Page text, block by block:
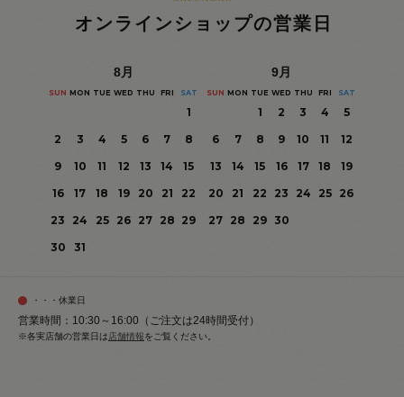
オンラインショップの営業日
8月
SUN MON TUE WED THU FRI SAT
1
2
3 4 5 6 7
8
9
10 11 12 13 14
15
16
17 18 19 20 21
22
23
24 25 26 27 28 29
30
31
9月
SUN MON TUE WED THU FRI SAT
1 2 3 4
5
6
7 8 9 10 11
12
13
14 15 16 17 18
19
20
21 22 23 24 25
26
27 28 29 30
・・・休業日
営業時間：10:30～16:00（ご注文は24時間受付）
※各実店舗の営業日は 店舗情報をご覧ください。